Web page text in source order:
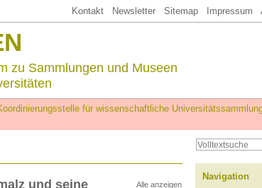
Kontakt Newsletter Sitemap Impressum
zu Sammlungen und Museen
für wissenschaftliche
Alle anzeigen
und seine
Navigation